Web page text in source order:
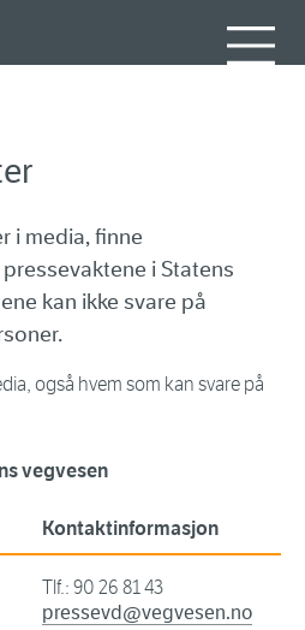
i media, finne
i Statens
kan ikke svare på
også hvem som kan svare på
vegvesen
Kontaktinformasjon
Tlf.: 90 26 81 43
pressevd@vegvesen.no